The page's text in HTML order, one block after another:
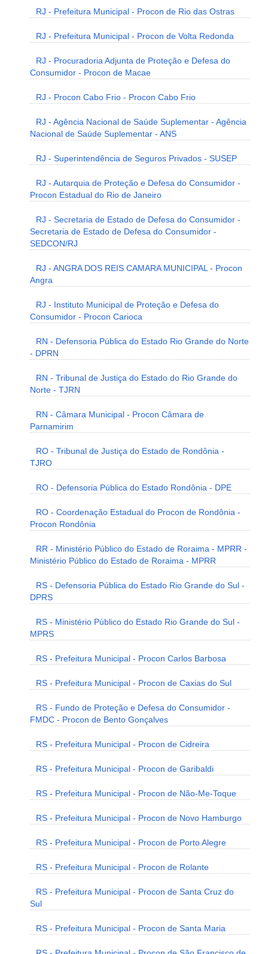
RJ - Prefeitura Municipal - Procon de Rio das Ostras
RJ - Prefeitura Municipal - Procon de Volta Redonda
RJ - Procuradoria Adjunta de Proteção e Defesa do
Consumidor - Procon de Macae
RJ - Procon Cabo Frio - Procon Cabo Frio
RJ - Agência Nacional de Saúde Suplementar - Agência
Nacional de Saúde Suplementar - ANS
RJ - Superintendência de Seguros Privados - SUSEP
RJ - Autarquia de Proteção e Defesa do Consumidor -
Procon Estadual do Rio de Janeiro
RJ - Secretaria de Estado de Defesa do Consumidor -
Secretaria de Estado de Defesa do Consumidor -
SEDCON/RJ
RJ - ANGRA DOS REIS CAMARA MUNICIPAL - Procon
Angra
RJ - Instituto Municipal de Proteção e Defesa do
Consumidor - Procon Carioca
RN - Defensoria Pública do Estado Rio Grande do Norte
- DPRN
RN - Tribunal de Justiça do Estado do Rio Grande do
Norte - TJRN
RN - Câmara Municipal - Procon Câmara de
Parnamirim
RO - Tribunal de Justiça do Estado de Rondônia -
TJRO
RO - Defensoria Pública do Estado Rondônia - DPE
RO - Coordenação Estadual do Procon de Rondônia -
Procon Rondônia
RR - Ministério Público do Estado de Roraima - MPRR -
Ministério Público do Estado de Roraima - MPRR
RS - Defensoria Pública do Estado Rio Grande do Sul -
DPRS
RS - Ministério Público do Estado Rio Grande do Sul -
MPRS
RS - Prefeitura Municipal - Procon Carlos Barbosa
RS - Prefeitura Municipal - Procon de Caxias do Sul
RS - Fundo de Proteção e Defesa do Consumidor -
FMDC - Procon de Bento Gonçalves
RS - Prefeitura Municipal - Procon de Cidreira
RS - Prefeitura Municipal - Procon de Garibaldi
RS - Prefeitura Municipal - Procon de Não-Me-Toque
RS - Prefeitura Municipal - Procon de Novo Hamburgo
RS - Prefeitura Municipal - Procon de Porto Alegre
RS - Prefeitura Municipal - Procon de Rolante
RS - Prefeitura Municipal - Procon de Santa Cruz do
Sul
RS - Prefeitura Municipal - Procon de Santa Maria